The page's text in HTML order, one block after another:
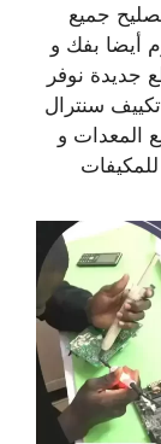
جميع
أيضا بفك و
جديدة نوفر
سنترال
المعدات و